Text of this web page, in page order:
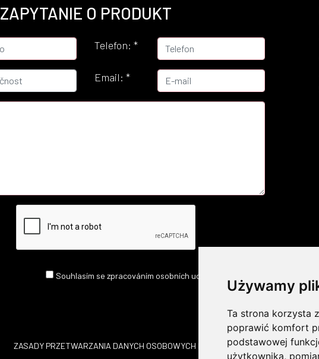
Używamy
Ta strona korzysta
poprawić komfort
podstawowej
użytkownika,
ZAPYTANIE O PRODUKT
Telefon: *
Email: *
Souhlasím se zpracováním osobních udajů.
​ZASADY PRZETWARZANIA DANYCH OSOBOWYCH I POLITYKA PRYWATNOŚCI